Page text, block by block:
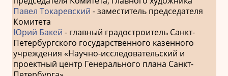
Павел Токаревский - заместитель председателя
Комитета
Юрий Бакей - главный градостроитель Санкт-
Петербургского государственного казенного
учреждения «Научно-исследовательский и
проектный центр Генерального плана Санкт-